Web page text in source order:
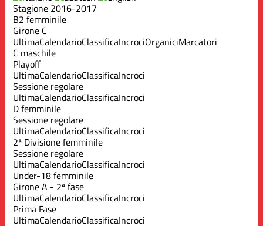
Stagione 2016-2017
B2 femminile
Girone C
UltimaCalendarioClassificaIncrociOrganiciMarcatori
C maschile
Playoff
UltimaCalendarioClassificaIncroci
Sessione regolare
UltimaCalendarioClassificaIncroci
D femminile
Sessione regolare
UltimaCalendarioClassificaIncroci
2ª Divisione femminile
Sessione regolare
UltimaCalendarioClassificaIncroci
Under-18 femminile
Girone A - 2ª fase
UltimaCalendarioClassificaIncroci
Prima Fase
UltimaCalendarioClassificaIncroci